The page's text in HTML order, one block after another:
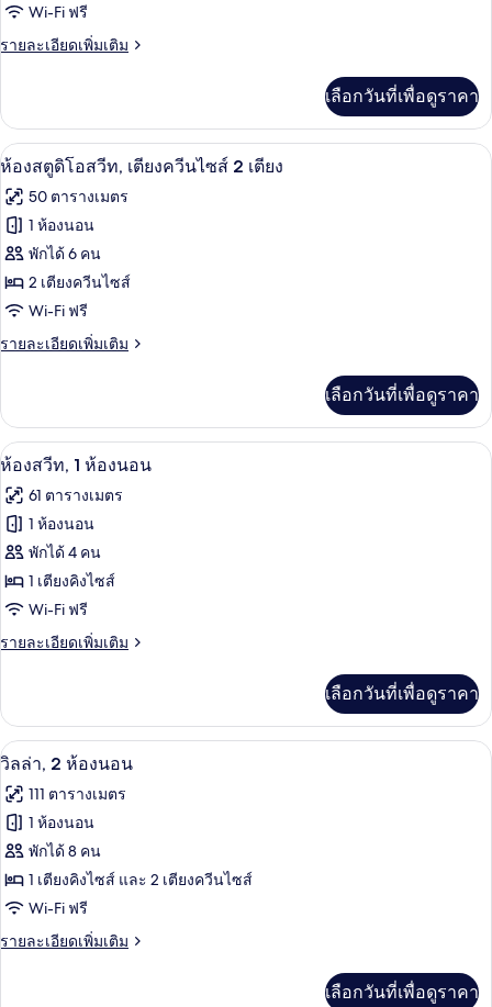
สตู
ดิโอ
Wi-Fi ฟรี
รายละเอียดเพิ่มเติม
ราย
เกี่ยว
กับ
สแตนดาร์ด
ดิ
โอ
เลือกวันที่เพื่อดูราคา
เปิด
ภาพถ่าย
ทั้งหมด
ของ
ห้อง
สตู
ดิ
สวีท,
เตียง
ควีน
ไซส์
2
เตียง
ตู้นิรภัยในห้องพัก, พื้นที่ทำงานแบบใช้
6
ห้องสตูดิโอสวีท, เตียงควีนไซส์ 2 เตียง
50 ตารางเมตร
1 ห้องนอน
พักได้ 6 คน
2 เตียงควีนไซส์
Wi-Fi ฟรี
รายละเอียดเพิ่มเติม
ราย
เกี่ยว
กับ
ห้อง
ดิ
โอ
ท,
เตียง
ควีน
ไซส์
2
เลือกวันที่เพื่อดูราคา
เปิด
ภาพถ่าย
ทั้งหมด
ของ
ห้อง
สวีท,
1
ห้องสวีท, 1 ห้องนอน | ตู้นิรภัยในห้อง
2
ห้องสวีท, 1 ห้องนอน
61 ตารางเมตร
1 ห้องนอน
พักได้ 4 คน
1 เตียงคิงไซส์
Wi-Fi ฟรี
รายละเอียดเพิ่มเติม
ราย
เกี่ยว
กับ
ห้อง
ท,
นอน
เลือกวันที่เพื่อดูราคา
เปิด
ภาพถ่าย
ทั้งหมด
ของ
วิลล่า,
2
ห้อง
ตู้นิรภัยในห้องพัก, พื้นที่ทำงานแบบใช้
17
วิลล่า, 2 ห้องนอน
111 ตารางเมตร
1 ห้องนอน
พักได้ 8 คน
1 เตียงคิงไซส์ และ 2 เตียงควีนไซส์
Wi-Fi ฟรี
รายละเอียดเพิ่มเติม
ราย
เลือกวันที่เพื่อดูราคา